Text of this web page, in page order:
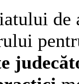
de